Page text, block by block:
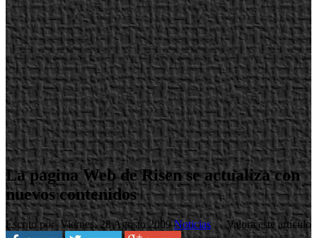
La pagina Web de Risen se actualiza con
nuevos contenidos
Escrito porViernes, 28 Agosto 2009Noticias Valora este artículo